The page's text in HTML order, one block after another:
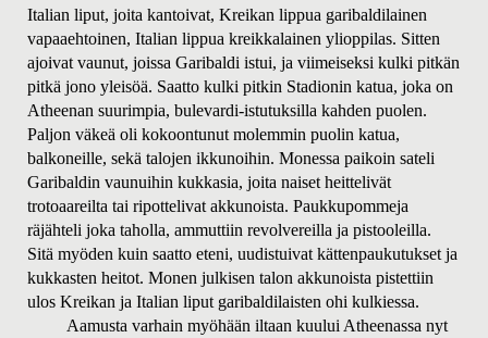
Italian liput, joita kantoivat, Kreikan lippua garibaldilainen
vapaaehtoinen, Italian lippua kreikkalainen ylioppilas. Sitten
ajoivat vaunut, joissa Garibaldi istui, ja viimeiseksi kulki pitkän
pitkä jono yleisöä. Saatto kulki pitkin Stadionin katua, joka on
Atheenan suurimpia, bulevardi-istutuksilla kahden puolen.
Paljon väkeä oli kokoontunut molemmin puolin katua,
balkoneille, sekä talojen ikkunoihin. Monessa paikoin sateli
Garibaldin vaunuihin kukkasia, joita naiset heittelivät
trotoaareilta tai ripottelivat akkunoista. Paukkupommeja
räjähteli joka taholla, ammuttiin revolvereilla ja pistooleilla.
Sitä myöden kuin saatto eteni, uudistuivat kättenpaukutukset ja
kukkasten heitot. Monen julkisen talon akkunoista pistettiin
ulos Kreikan ja Italian liput garibaldilaisten ohi kulkiessa.
Aamusta varhain myöhään iltaan kuului Atheenassa nyt